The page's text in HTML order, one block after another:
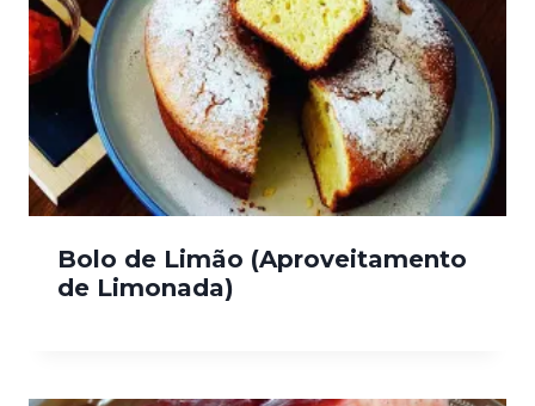
Bolo de Limão (Aproveitamento
de Limonada)